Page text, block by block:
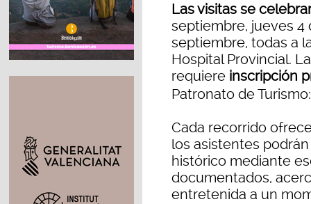
Las visitas se
septiembre, jueves 4
septiembre, todas a
Hospital Provincial.
requiere inscripción
Patronato de
Cada recorrido
los asistentes
histórico mediante
documentados,
entretenida a un